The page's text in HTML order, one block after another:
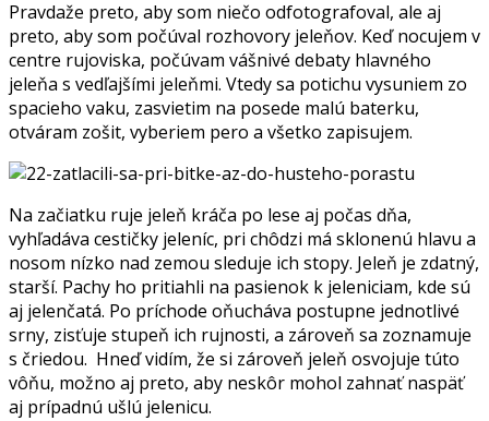
Pravdaže preto, aby som niečo odfotografoval, ale aj
preto, aby som počúval rozhovory jeleňov. Keď nocujem v
centre rujoviska, počúvam vášnivé debaty hlavného
jeleňa s vedľajšími jeleňmi. Vtedy sa potichu vysuniem zo
spacieho vaku, zasvietim na posede malú baterku,
otváram zošit, vyberiem pero a všetko zapisujem.
Na začiatku ruje jeleň kráča po lese aj počas dňa,
vyhľadáva cestičky jeleníc, pri chôdzi má sklonenú hlavu a
nosom nízko nad zemou sleduje ich stopy. Jeleň je zdatný,
starší. Pachy ho pritiahli na pasienok k jeleniciam, kde sú
aj jelenčatá. Po príchode oňucháva postupne jednotlivé
srny, zisťuje stupeň ich rujnosti, a zároveň sa zoznamuje
s čriedou. Hneď vidím, že si zároveň jeleň osvojuje túto
vôňu, možno aj preto, aby neskôr mohol zahnať naspäť
aj prípadnú ušlú jelenicu.